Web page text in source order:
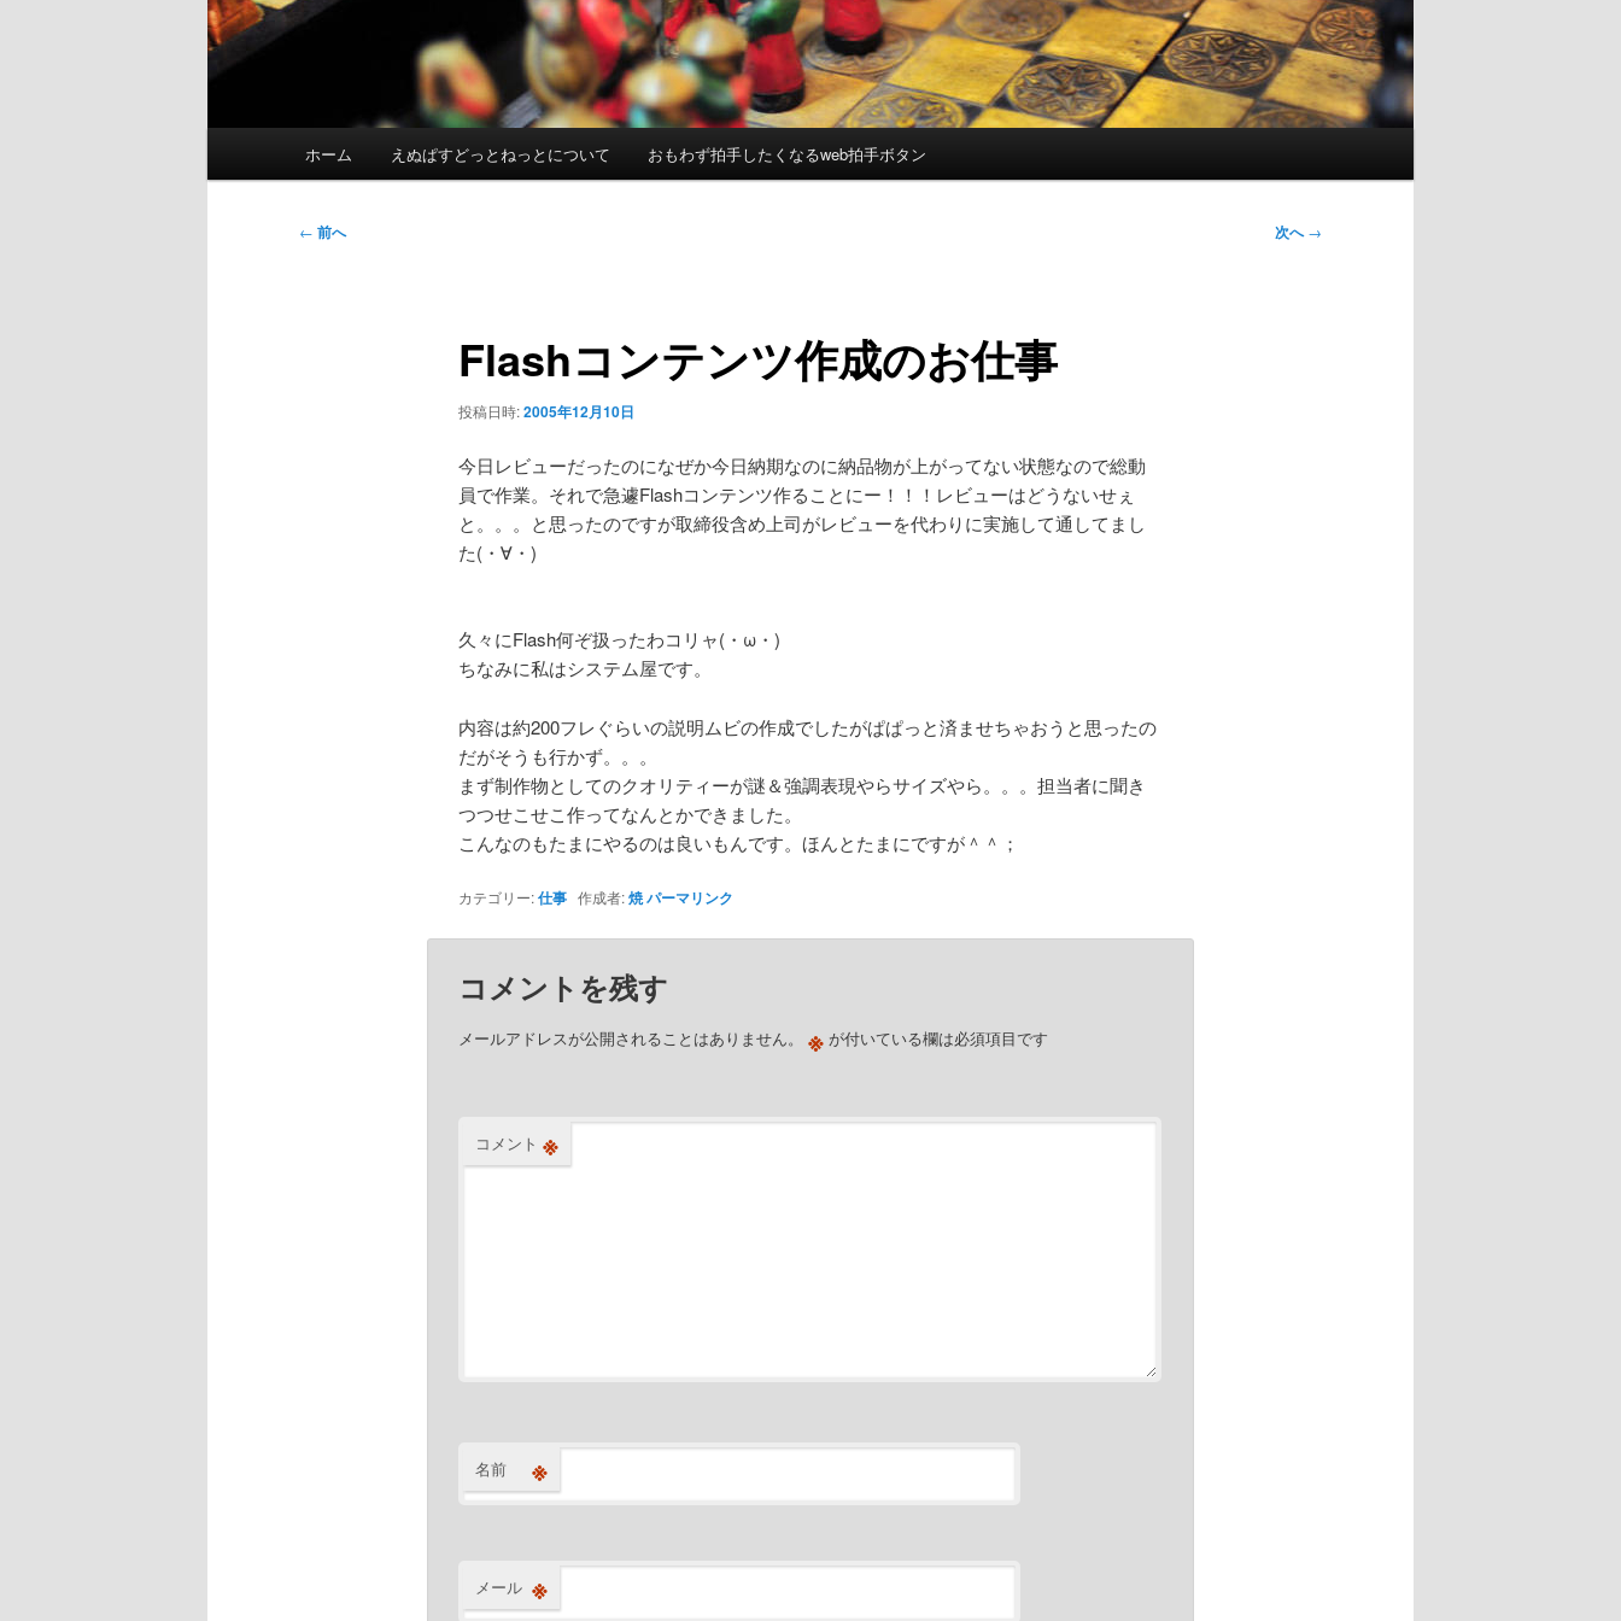
ホーム えぬぱすどっとねっとについて おもわず拍手したくなるweb拍手ボタン
投
← 前へ 次へ→
Flashコンテンツ作成のお仕事
投稿日時:2005年12月10日
今日レビューだったのになぜか今日納期なのに納品物が上がってない状態なので総動
員で作業。それで急遽Flashコンテンツ作ることにー！！！レビューはどうないせぇ
と。。。と思ったのですが取締役含め上司がレビューを代わりに実施して通してまし
た(・∀・)
久々にFlash何ぞ扱ったわコリャ(・ω・)
ちなみに私はシステム屋です。
内容は約200フレぐらいの説明ムビの作成でしたがぱぱっと済ませちゃおうと思ったの
だがそうも行かず。。。
まず制作物としてのクオリティーが謎＆強調表現やらサイズやら。。。担当者に聞き
つつせこせこ作ってなんとかできました。
こんなのもたまにやるのは良いもんです。ほんとたまにですが＾＾；
カテゴリー:仕事作成者:焼パーマリンク
コメントを残す
メールアドレスが公開されることはありません。 ※が付いている欄は必須項目です
コメント ※
名前 ※
メール ※